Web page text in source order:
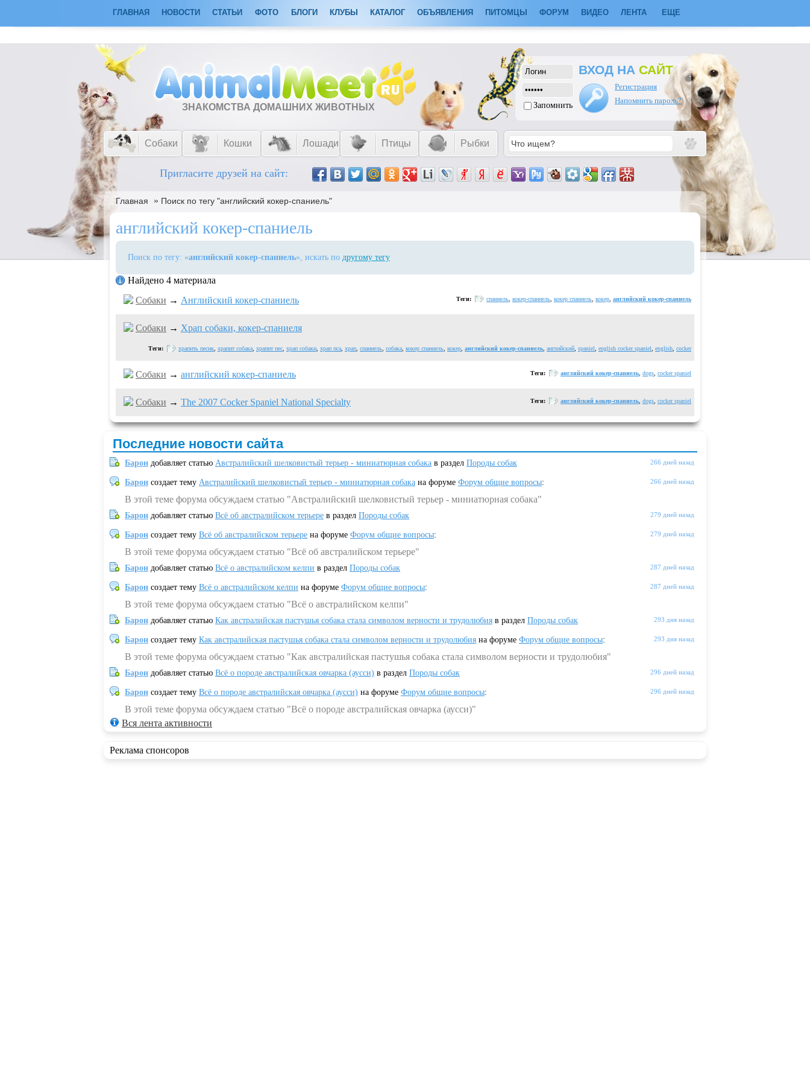
ГЛАВНАЯ НОВОСТИ СТАТЬИ ФОТО БЛОГИ КЛУБЫ КАТАЛОГ ОБЪЯВЛЕНИЯ ПИТОМЦЫ ФОРУМ ВИДЕО ЛЕНТА ЕЩЕ
ЗНАКОМСТВА ДОМАШНИХ ЖИВОТНЫХ Запомнить
ВХОД НА САЙТ
Регистрация
Напомнить пароль?
Собаки Кошки Лошади Птицы Рыбки
Пригласите друзей на сайт:
Главная » Поиск по тегу "английский кокер-спаниель"
английский кокер-спаниель
Поиск по тегу: «английский кокер-спаниель», искать по другому тегу
Найдено 4 материала
Собаки → Английский кокер-спаниель Теги: спаниель кокер-спаниель кокер спаниель кокер английский кокер-спаниель
Собаки → Храп собаки, кокер-спаниеля
Теги: храпить песик храпит собака храпит пес храп собаки храп пса храп спаниель собака кокер спаниель кокер английский кокер-спаниель английский spaniel english cocker spaniel english cocker
Собаки → английский кокер-спаниель Теги: английский кокер-спаниель dogs cocker spaniel
Собаки → The 2007 Cocker Spaniel National Specialty Теги: английский кокер-спаниель dogs cocker spaniel
Последние новости сайта
266 дней назад
Барон добавляет статью Австралийский шелковистый терьер - миниатюрная собака в раздел Породы собак
266 дней назад
Барон создает тему Австралийский шелковистый терьер - миниатюрная собака на форуме Форум общие вопросы:
В этой теме форума обсуждаем статью "Австралийский шелковистый терьер - миниатюрная собака"
279 дней назад
Барон добавляет статью Всё об австралийском терьере в раздел Породы собак
279 дней назад
Барон создает тему Всё об австралийском терьере на форуме Форум общие вопросы:
В этой теме форума обсуждаем статью "Всё об австралийском терьере"
287 дней назад
Барон добавляет статью Всё о австралийском келпи в раздел Породы собак
287 дней назад
Барон создает тему Всё о австралийском келпи на форуме Форум общие вопросы:
В этой теме форума обсуждаем статью "Всё о австралийском келпи"
293 дня назад
Барон добавляет статью Как австралийская пастушья собака стала символом верности и трудолюбия в раздел Породы собак
293 дня назад
Барон создает тему Как австралийская пастушья собака стала символом верности и трудолюбия на форуме Форум общие вопросы:
В этой теме форума обсуждаем статью "Как австралийская пастушья собака стала символом верности и трудолюбия"
296 дней назад
Барон добавляет статью Всё о породе австралийская овчарка (аусси) в раздел Породы собак
296 дней назад
Барон создает тему Всё о породе австралийская овчарка (аусси) на форуме Форум общие вопросы:
В этой теме форума обсуждаем статью "Всё о породе австралийская овчарка (аусси)"
Вся лента активности
Реклама спонсоров